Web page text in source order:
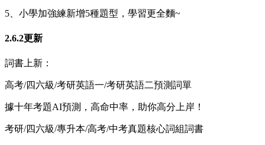
5、小學加強練新增5種題型，學習更全麵~
2.6.2更新
詞書上新：
高考/四六級/考研英語一/考研英語二預測詞單
據十年考題AI預測，高命中率，助你高分上岸！
考研/四六級/專升本/高考/中考真題核心詞組詞書